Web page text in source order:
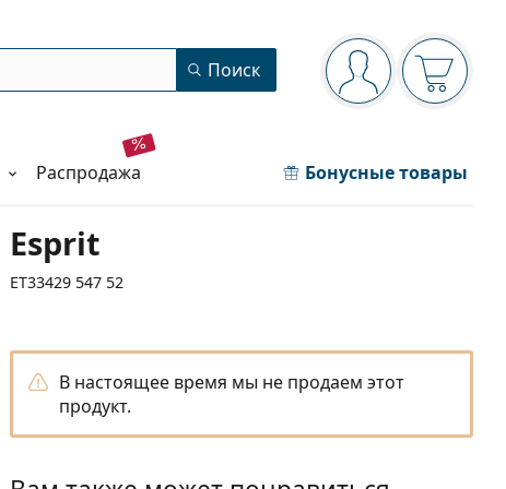
Панель навигации
Вы вошли вВаша
Поиск
распродажа Бонусные товары
Esprit
ET33429 547 52
В настоящее время мы не продаем этот
продукт.